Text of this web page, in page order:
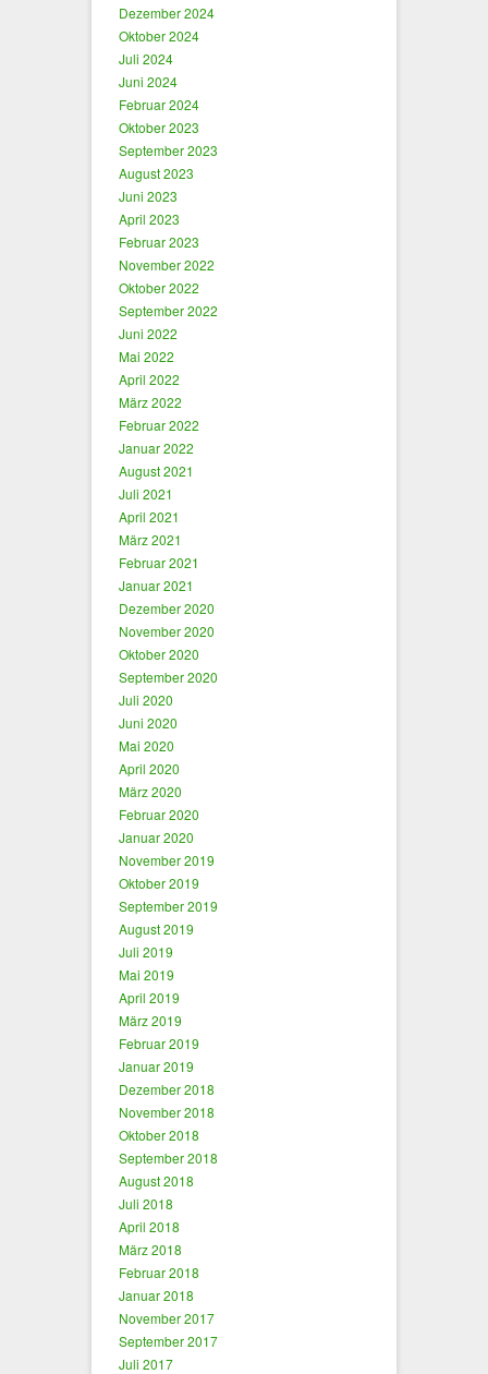
Dezember 2024
Oktober 2024
Juli 2024
Juni 2024
Februar 2024
Oktober 2023
September 2023
August 2023
Juni 2023
April 2023
Februar 2023
November 2022
Oktober 2022
September 2022
Juni 2022
Mai 2022
April 2022
März 2022
Februar 2022
Januar 2022
August 2021
Juli 2021
April 2021
März 2021
Februar 2021
Januar 2021
Dezember 2020
November 2020
Oktober 2020
September 2020
Juli 2020
Juni 2020
Mai 2020
April 2020
März 2020
Februar 2020
Januar 2020
November 2019
Oktober 2019
September 2019
August 2019
Juli 2019
Mai 2019
April 2019
März 2019
Februar 2019
Januar 2019
Dezember 2018
November 2018
Oktober 2018
September 2018
August 2018
Juli 2018
April 2018
März 2018
Februar 2018
Januar 2018
November 2017
September 2017
Juli 2017